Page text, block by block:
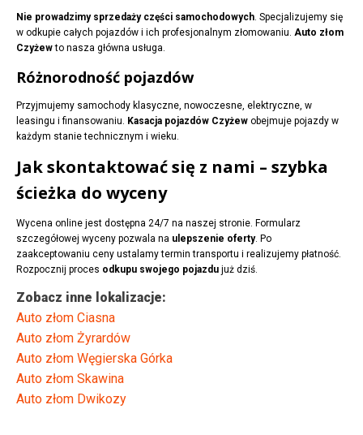
Nie prowadzimy sprzedaży części samochodowych. Specjalizujemy się
w odkupie całych pojazdów i ich profesjonalnym złomowaniu. Auto złom
Czyżewto nasza główna usługa.
Różnorodność pojazdów
Przyjmujemy samochody klasyczne, nowoczesne, elektryczne, w
leasingu i finansowaniu. Kasacja pojazdów Czyżew obejmuje pojazdy w
każdym stanie technicznym i wieku.
Jak skontaktować się z nami – szybka
ścieżka do wyceny
Wycena online jest dostępna 24/7 na naszej stronie. Formularz
szczegółowej wyceny pozwala na ulepszenie oferty. Po
zaakceptowaniu ceny ustalamy termin transportu i realizujemy płatność.
Rozpocznij proces odkupu swojego pojazdu już dziś.
Zobacz inne lokalizacje:
Auto złom Ciasna
Auto złom Żyrardów
Auto złom Węgierska Górka
Auto złom Skawina
Auto złom Dwikozy